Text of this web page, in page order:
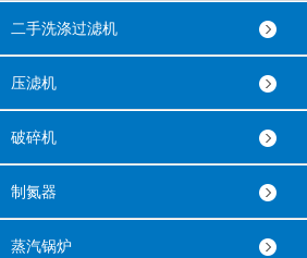
二手洗涤过滤机
压滤机
破碎机
制氮器
蒸汽锅炉